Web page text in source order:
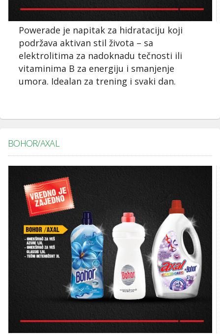
Powerade je napitak za hidrataciju koji
podržava aktivan stil života – sa
elektrolitima za nadoknadu tečnosti ili
vitaminima B za energiju i smanjenje
umora. Idealan za trening i svaki dan.
BOHOR/AXAL